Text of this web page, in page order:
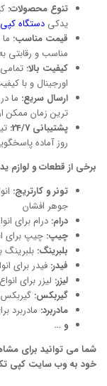
تنوع محصولات:
یدکی دستگاه کپی
قیمت مناسب:
مناسب و رقابتی
کیفیت بالا:
اورجینال و با
ارسال سریع: ما
ترین زمان ممکن
پشتیبانی 24/7:
روز آماده
برخی از قطعات و
تونر و کارتریج:
جوهر افشان
درام: درام برای
چیپ: چیپ برای
بلبرینگ:
فیدر: فیدر برای
لیزر: لیزر برای
گیربکس: گیربکس
مادربرد: مادربرد
و …
شما می توانید برای
خود به وب سایت کپی